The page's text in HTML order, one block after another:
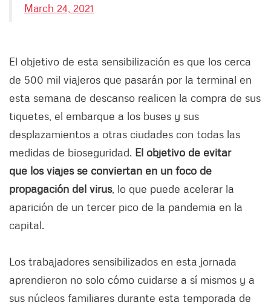
March 24, 2021
El objetivo de esta sensibilización es que los cerca
de 500 mil viajeros que pasarán por la terminal en
esta semana de descanso realicen la compra de sus
tiquetes, el embarque a los buses y sus
desplazamientos a otras ciudades con todas las
medidas de bioseguridad. El objetivo de evitar
que los viajes se conviertan en un foco de
propagación del virus, lo que puede acelerar la
aparición de un tercer pico de la pandemia en la
capital.
Los trabajadores sensibilizados en esta jornada
aprendieron no solo cómo cuidarse a sí mismos y a
sus núcleos familiares durante esta temporada de